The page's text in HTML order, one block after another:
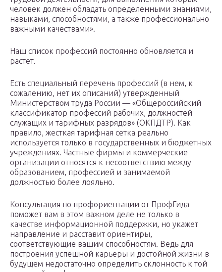
человек должен обладать определенными знаниями,
навыками, способностями, а также профессионально
важными качествами».
Наш список профессий постоянно обновляется и
растет.
Есть специальный перечень профессий (в нем, к
сожалению, нет их описаний) утвержденный
Министерством труда России — «Общероссийский
классификатор профессий рабочих, должностей
служащих и тарифных разрядов» (ОКПДТР). Как
правило, жесткая тарифная сетка реально
используется только в государственных и бюджетных
учреждениях. Частные фирмы и коммерческие
организации относятся к несоответствию между
образованием, профессией и занимаемой
должностью более лояльно.
Консультация по профориентации от ПрофГида
поможет вам в этом важном деле не только в
качестве информационной поддержки, но укажет
направление и расставит ориентиры,
соответствующие вашим способностям. Ведь для
построения успешной карьеры и достойной жизни в
будущем недостаточно определить склонность к той